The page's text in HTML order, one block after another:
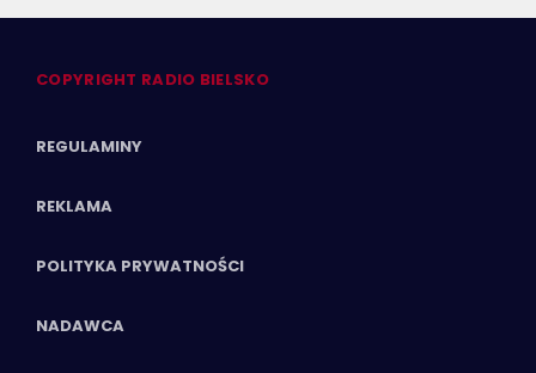
COPYRIGHT RADIO BIELSKO
REGULAMINY
REKLAMA
POLITYKA PRYWATNOŚCI
NADAWCA